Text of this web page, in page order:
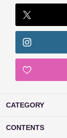
CATEGORY
CONTENTS